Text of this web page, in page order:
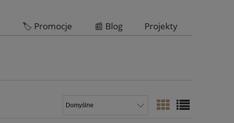
🏷️ Promocje 📰 Blog
Projekty